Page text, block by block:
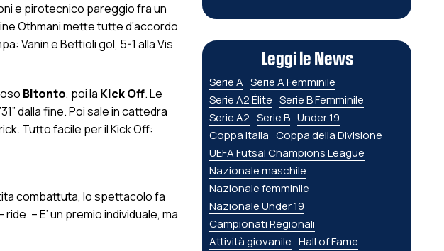
e pirotecnico pareggio fra un
Othmani mette tutte d’accordo
Vanin e Bettioli gol, 5-1 alla Vis
Bitonto, poi la Kick Off. Le
dalla fine. Poi sale in cattedra
Tutto facile per il Kick Off:
combattuta, lo spettacolo fa
– E’ un premio individuale, ma
Leggi le News
Serie A Serie A Femminile
Serie A2 Élite Serie B Femminile
Serie A2 Serie B Under 19
Coppa Italia Coppa della Divisione
UEFA Futsal Champions League
Nazionale maschile
Nazionale femminile
Nazionale Under 19
Campionati Regionali
Attività giovanile Hall of Fame